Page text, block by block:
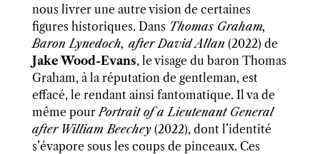
nous livrer une autre vision de certaines
figures historiques. DansThomas Graham,
Baron Lynedoch, after David Allan (2022) de
Jake Wood-Evans, le visage du baron Thomas
Graham, à la réputation de gentleman, est
effacé, le rendant ainsi fantomatique. Il va de
même pourPortrait of a Lieutenant General
after William Beechey(2022), dont l’identité
s’évapore sous les coups de pinceaux. Ces